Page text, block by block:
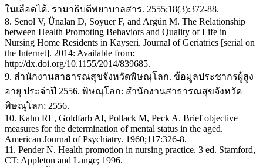
ในเลือดได้. รามาธิบดีพยาบาลสาร. 2555;18(3):372-88.
8. Senol V, Ünalan D, Soyuer F, and Argün M. The Relationship
between Health Promoting Behaviors and Quality of Life in
Nursing Home Residents in Kayseri. Journal of Geriatrics [serial on
the Internet]. 2014: Available from:
http://dx.doi.org/10.1155/2014/839685.
9. สำนักงานสาธารณสุขจังหวัดพิษณุโลก. ข้อมูลประชากรผู้สูง
อายุ ประจำปี 2556. พิษณุโลก: สำนักงานสาธารณสุขจังหวัด
พิษณุโลก; 2556.
10. Kahn RL, Goldfarb AI, Pollack M, Peck A. Brief objective
measures for the determination of mental status in the aged.
American Journal of Psychiatry. 1960;117:326-8.
11. Pender N. Health promotion in nursing practice. 3 ed. Stamford,
CT: Appleton and Lange; 1996.